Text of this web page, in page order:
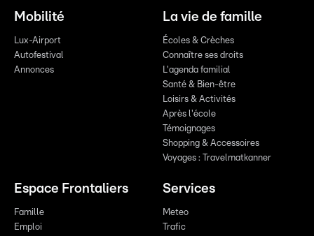
Mobilité
Lux-Airport
Autofestival
Annonces
La vie de famille
Écoles & Crèches
Connaître ses droits
L'agenda familial
Santé & Bien-être
Loisirs & Activités
Après l'école
Témoignages
Shopping & Accessoires
Voyages : Travelmatkanner
Espace Frontaliers
Famille
Emploi
Services
Meteo
Trafic